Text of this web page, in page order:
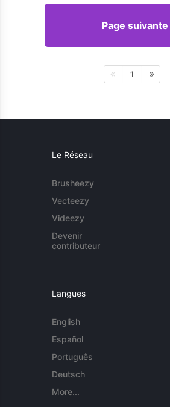
Page suivante
1
Le Réseau
Brusheezy
Vecteezy
Videezy
Devenir
contributeur
Langues
English
Español
Português
Deutsch
More...